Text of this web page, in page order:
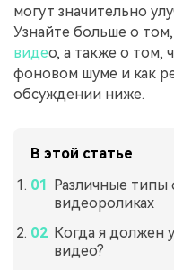
Сообщество
Блог
могут значительно
Узнайте больше о том,
видео, а также о том,
фоновом шуме и как
обсуждении ниже.
В этой статье
Различные типы
видеороликах
Когда я должен
видео?